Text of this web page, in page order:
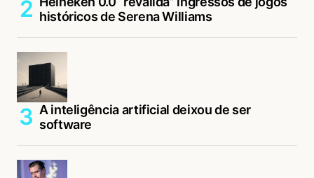
históricos de Serena Williams
A inteligência artificial deixou de ser
software